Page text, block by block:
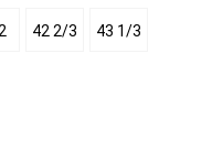
42 2/3 43 1/3